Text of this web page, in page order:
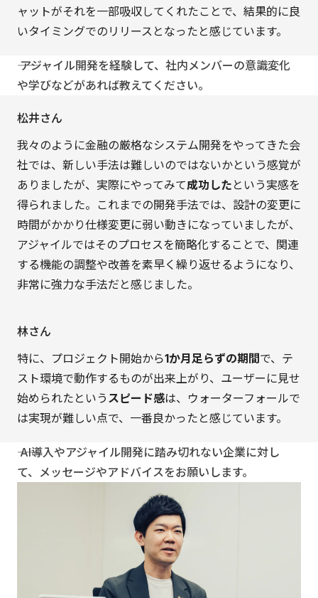
ャットがそれを一部吸収してくれたことで、結果的に良
いタイミングでのリリースとなったと感じています。
―― アジャイル開発を経験して、社内メンバーの意識変化
や学びなどがあれば教えてください。
松井さん
我々のように金融の厳格なシステム開発をやってきた会
社では、新しい手法は難しいのではないかという感覚が
ありましたが、実際にやってみて成功した という実感を
得られました。これまでの開発手法では、設計の変更に
時間がかかり仕様変更に弱い動きになっていましたが、
アジャイルではそのプロセスを簡略化することで、関連
する機能の調整や改善を素早く繰り返せるようになり、
非常に強力な手法だと感じました。
林さん
特に、プロジェクト開始から1か月足らずの期間で、テ
スト環境で動作するものが出来上がり、ユーザーに見せ
始められたという スピード感は、ウォーターフォールで
は実現が難しい点で、一番良かったと感じています。
―― AI導入やアジャイル開発に踏み切れない企業に対し
て、メッセージやアドバイスをお願いします。